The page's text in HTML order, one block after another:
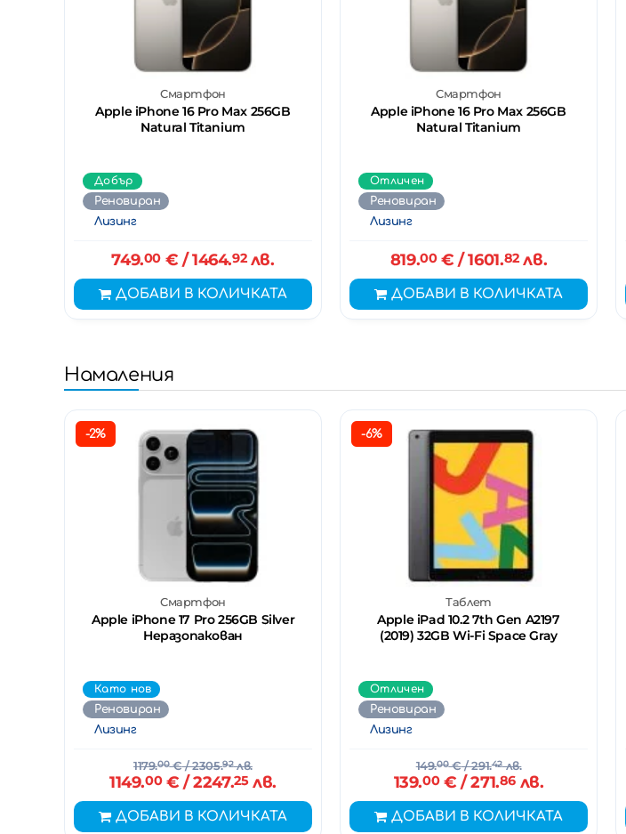
Смартфон
Apple iPhone 16 Pro Max 256GB
Natural Titanium
Добър
Реновиран
Лизинг
749.00€ / 1464.92лв.
ДОБАВИ В КОЛИЧКАТА
Смартфон
Apple iPhone 16 Pro Max 256GB
Natural Titanium
Отличен
Реновиран
Лизинг
819.00€ / 1601.82лв.
ДОБАВИ В КОЛИЧКАТА
Намаления
-2%
Смартфон
Apple iPhone 17 Pro 256GB Silver
Неразопакован
Като нов
Реновиран
Лизинг
1179.00€/ 2305.92лв.
1149.00€ / 2247.25лв.
ДОБАВИ В КОЛИЧКАТА
-6%
Таблет
Apple iPad 10.2 7th Gen A2197
(2019) 32GB Wi-Fi Space Gray
Отличен
Реновиран
Лизинг
149.00€/ 291.42лв.
139.00€ / 271.86лв.
ДОБАВИ В КОЛИЧКАТА